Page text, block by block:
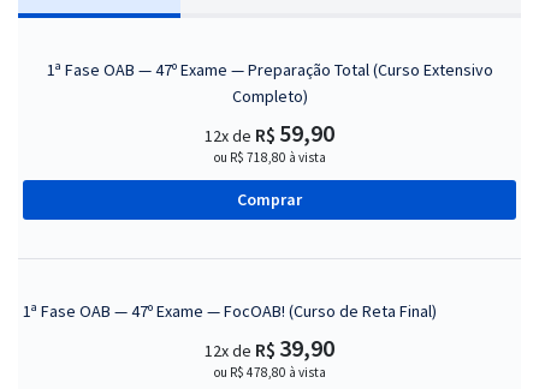
1ª Fase OAB — 47º Exame — Preparação Total (Curso Extensivo
Completo)
12x de R$ 59,90
ou R$ 718,80 à vista
Comprar
1ª Fase OAB — 47º Exame — FocOAB! (Curso de Reta Final)
12x de R$ 39,90
ou R$ 478,80 à vista